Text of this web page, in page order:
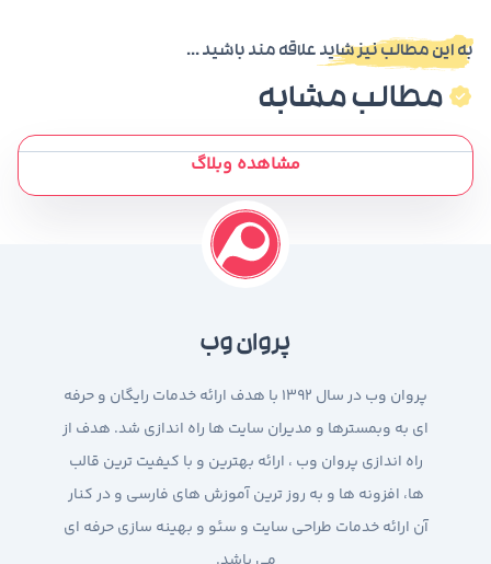
به این مطالب نیز شاید علاقه مند باشید ...
مطالب مشابه
مشاهده وبلاگ
پروان وب
پروان وب در سال 1392 با هدف ارائه خدمات رایگان و حرفه
ای به وبمسترها و مدیران سایت ها راه اندازی شد. هدف از
راه اندازی پروان وب ، ارائه بهترین و با کیفیت ترین قالب
ها، افزونه ها و به روز ترین آموزش های فارسی و در کنار
آن ارائه خدمات طراحی سایت و سئو و بهینه سازی حرفه ای